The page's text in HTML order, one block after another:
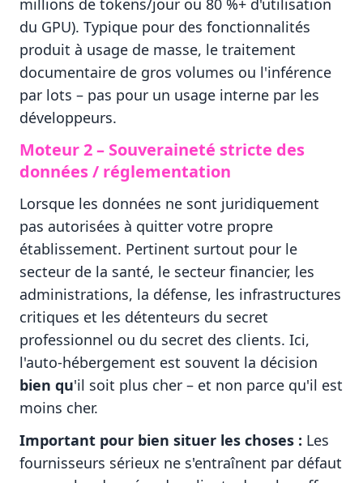
millions de tokens/jour ou 80 %+ d'utilisation
du GPU). Typique pour des fonctionnalités
produit à usage de masse, le traitement
documentaire de gros volumes ou l'inférence
par lots – pas pour un usage interne par les
développeurs.
Moteur 2 – Souveraineté stricte des
données / réglementation
Lorsque les données ne sont juridiquement
pas autorisées à quitter votre propre
établissement. Pertinent surtout pour le
secteur de la santé, le secteur financier, les
administrations, la défense, les infrastructures
critiques et les détenteurs du secret
professionnel ou du secret des clients. Ici,
l'auto-hébergement est souvent la décision
bien qu'il soit plus cher – et non parce qu'il est
moins cher.
Important pour bien situer les choses : Les
fournisseurs sérieux ne s'entraînent par défaut